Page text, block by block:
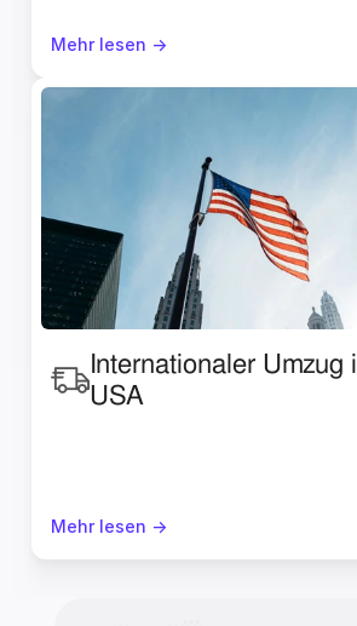
Mehr lesen ->
Internationaler Umzug
USA
Mehr lesen ->